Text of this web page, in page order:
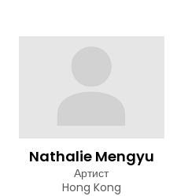
Nathalie Mengyu
Артист
Hong Kong